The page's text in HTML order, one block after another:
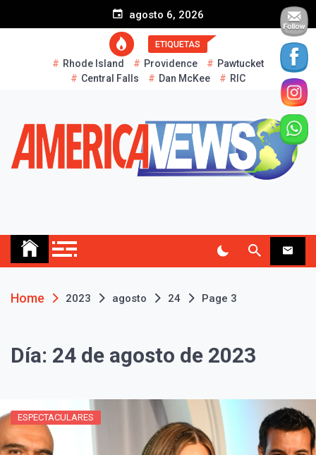
agosto 6, 2026
ETIQUETAS
Rhode Island Providence
Pawtucket
Central Falls
Dan McKee RIC
Home 2023 agosto 24 Page 3
Día: 24 de agosto de 2023
ESPECTACULARES